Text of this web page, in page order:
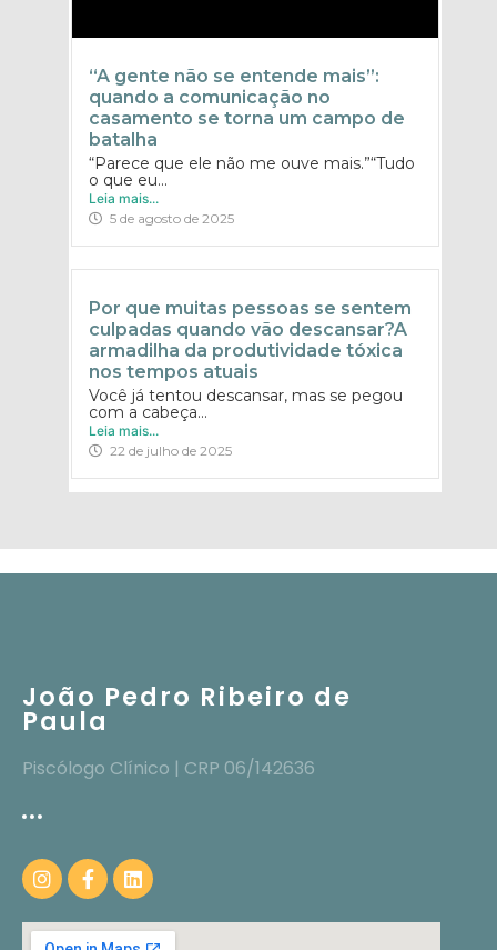
“A gente não se entende mais”:
quando a comunicação no
casamento se torna um campo de
batalha
“Parece que ele não me ouve mais.”“Tudo
o que eu...
Leia mais...
5 de agosto de 2025
Por que muitas pessoas se sentem
culpadas quando vão descansar?A
armadilha da produtividade tóxica
nos tempos atuais
Você já tentou descansar, mas se pegou
com a cabeça...
Leia mais...
22 de julho de 2025
João Pedro Ribeiro de
Paula
Piscólogo Clínico | CRP 06/142636